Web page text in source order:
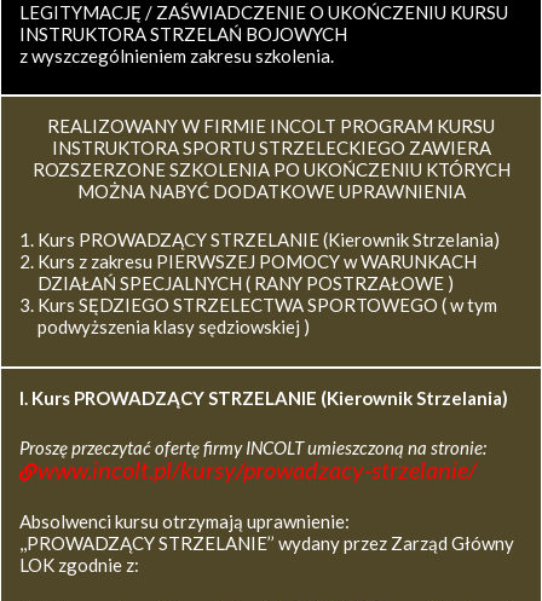
LEGITYMACJĘ / ZAŚWIADCZENIE O UKOŃCZENIU KURSU
INSTRUKTORA STRZELAŃ BOJOWYCH
z wyszczególnieniem zakresu szkolenia.
REALIZOWANY W FIRMIE INCOLT PROGRAM KURSU
INSTRUKTORA SPORTU STRZELECKIEGO ZAWIERA
ROZSZERZONE SZKOLENIA PO UKOŃCZENIU KTÓRYCH
MOŻNA NABYĆ DODATKOWE UPRAWNIENIA
Kurs PROWADZĄCY STRZELANIE (Kierownik Strzelania)
Kurs z zakresu PIERWSZEJ POMOCY w WARUNKACH
DZIAŁAŃ SPECJALNYCH ( RANY POSTRZAŁOWE )
Kurs SĘDZIEGO STRZELECTWA SPORTOWEGO ( w tym
podwyższenia klasy sędziowskiej )
I. Kurs PROWADZĄCY STRZELANIE (Kierownik Strzelania)
Proszę przeczytać ofertę firmy INCOLT umieszczoną na stronie:
www.incolt.pl/kursy/prowadzacy-strzelanie/
Absolwenci kursu otrzymają uprawnienie:
,,PROWADZĄCY STRZELANIE’’ wydany przez Zarząd Główny
LOK zgodnie z: